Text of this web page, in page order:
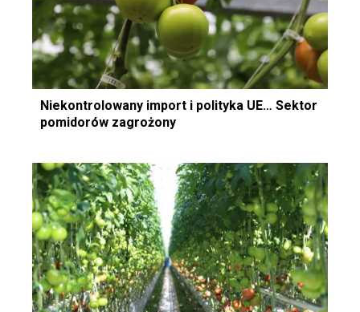
Niekontrolowany import i polityka UE… Sektor
pomidorów zagrożony